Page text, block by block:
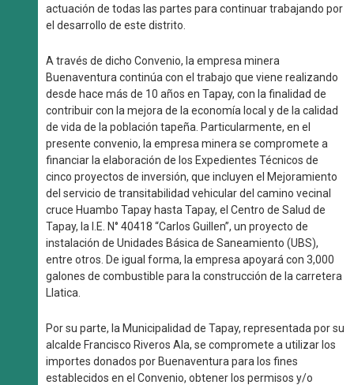
actuación de todas las partes para continuar trabajando por
el desarrollo de este distrito.
A través de dicho Convenio, la empresa minera
Buenaventura continúa con el trabajo que viene realizando
desde hace más de 10 años en Tapay, con la finalidad de
contribuir con la mejora de la economía local y de la calidad
de vida de la población tapeña. Particularmente, en el
presente convenio, la empresa minera se compromete a
financiar la elaboración de los Expedientes Técnicos de
cinco proyectos de inversión, que incluyen el Mejoramiento
del servicio de transitabilidad vehicular del camino vecinal
cruce Huambo Tapay hasta Tapay, el Centro de Salud de
Tapay, la I.E. N° 40418 “Carlos Guillen”, un proyecto de
instalación de Unidades Básica de Saneamiento (UBS),
entre otros. De igual forma, la empresa apoyará con 3,000
galones de combustible para la construcción de la carretera
Llatica.
Por su parte, la Municipalidad de Tapay, representada por su
alcalde Francisco Riveros Ala, se compromete a utilizar los
importes donados por Buenaventura para los fines
establecidos en el Convenio, obtener los permisos y/o